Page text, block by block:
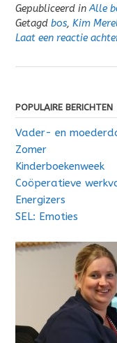
Gepubliceerd inAlle
Getagd bos, Kim
Laat een reactie
POPULAIRE BERICHTEN
Vader- en
Zomer
Kinderboekenweek
Coöperatieve
Energizers
SEL: Emoties